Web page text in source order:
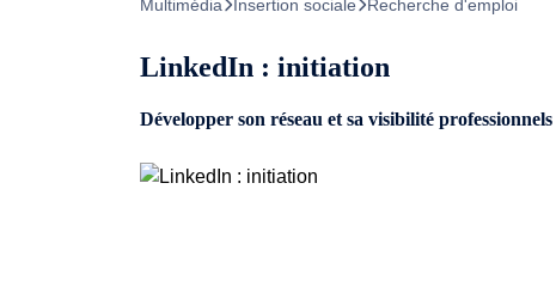
Multimédia Insertion sociale Recherche d'emploi
LinkedIn : initiation
Développer son réseau et sa visibilité professionnels